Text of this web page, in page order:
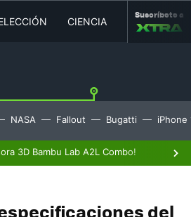
CIENCIA MOVILIDAD
Suscríbete a
NASA Fallout Bugatti iPhone
3D Bambu Lab A2L Combo!
del